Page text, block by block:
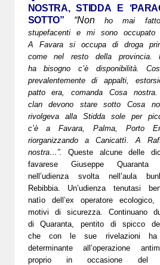
NOSTRA, STIDDA E
SOTTO”
“Non ho mai
stupefacenti e mi sono
A Favara si occupa di droga
come nel resto della provincia.
ha bisogno c’è disponibilità.
prevalentemente di appalti,
patto era, comanda Cosa
clan devono stare sotto Cosa
rivolgeva alla Stidda sole per
c’è a Favara, Palma, Porto
riorganizzando a Canicattì. A
nostra…”. Queste alcune delle
favarese Giuseppe
nell’udienza svolta nell’aula
Rebibbia. Un’udienza tenutasi
natìo dell’ex operatore
motivi di sicurezza. Continuano
di Quaranta, pentito di spicco
che con le sue rivelazioni ha
determinante all’operazione
proprio in occasione del